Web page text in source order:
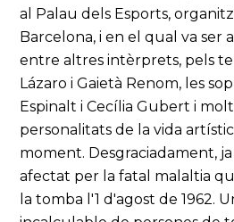
al Palau dels Esports,
Barcelona, i en el qual va ser
entre altres intèrprets, pels
Lázaro i Gaietà Renom, les
Espinalt i Cecília Gubert i
personalitats de la vida
moment. Desgraciadament,
afectat per la fatal malaltia
la tomba l'1 d'agost de 1962.